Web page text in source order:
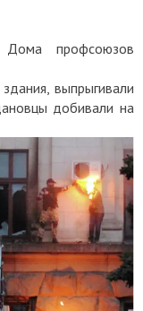
профсоюзов
выпрыгивали
добивали на